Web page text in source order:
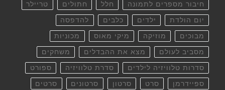
חיבור מספרים לתמונה חלל חתולים טריילר
יום הולדת ילדים כלבים להדפסה
מבוכים מוזיקה מיקי מאוס מכוניות
מסביב לעולם מצא את ההבדלים משחקים
סדרות טלוויזיה לילדים סדרת טלוויזיה ספורט
ספיידרמן סרט סרטון סרטונים סרטים